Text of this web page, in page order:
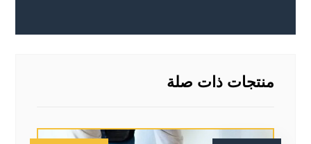
منتجات ذات صلة